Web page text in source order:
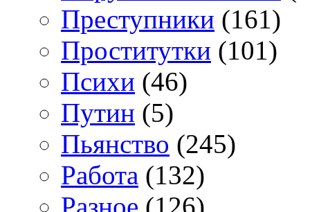
Преступники (161)
Проститутки (101)
Психи (46)
Путин (5)
Пьянство (245)
Работа (132)